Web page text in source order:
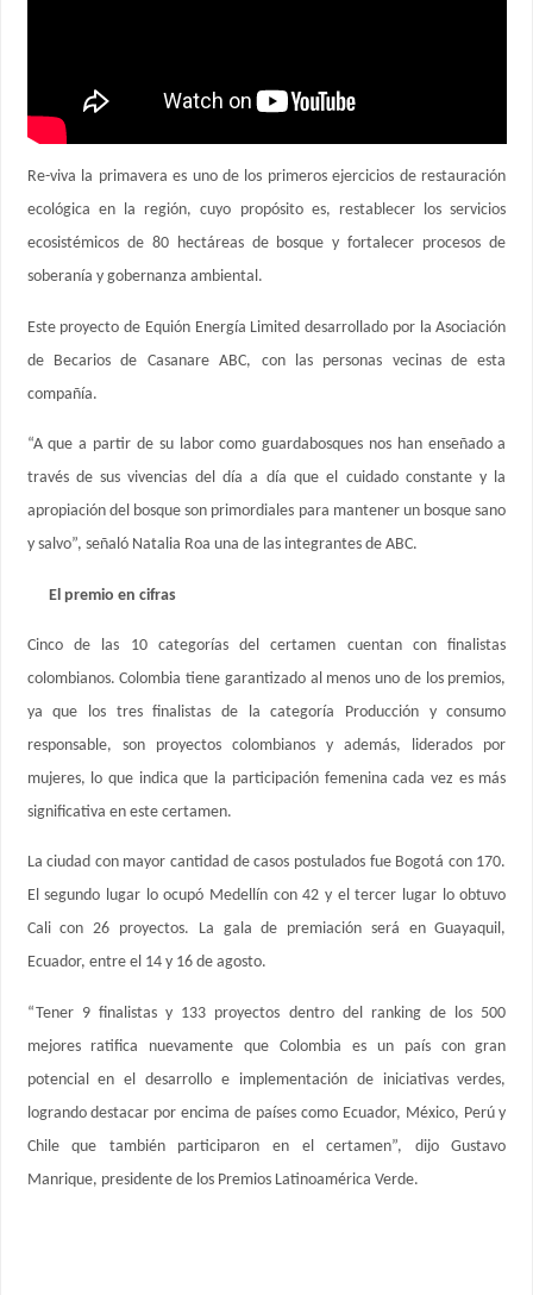
Re-viva la primavera es uno de los primeros ejercicios de restauración
ecológica en la región, cuyo propósito es, restablecer los servicios
ecosistémicos de 80 hectáreas de bosque y fortalecer procesos de
soberanía y gobernanza ambiental.
Este proyecto de Equión Energía Limited desarrollado por la Asociación
de Becarios de Casanare ABC, con las personas vecinas de esta
compañía.
“A que a partir de su labor como guardabosques nos han enseñado a
través de sus vivencias del día a día que el cuidado constante y la
apropiación del bosque son primordiales para mantener un bosque sano
y salvo”, señaló Natalia Roa una de las integrantes de ABC.
El premio en cifras
Cinco de las 10 categorías del certamen cuentan con finalistas
colombianos. Colombia tiene garantizado al menos uno de los premios,
ya que los tres finalistas de la categoría Producción y consumo
responsable, son proyectos colombianos y además, liderados por
mujeres, lo que indica que la participación femenina cada vez es más
significativa en este certamen.
La ciudad con mayor cantidad de casos postulados fue Bogotá con 170.
El segundo lugar lo ocupó Medellín con 42 y el tercer lugar lo obtuvo
Cali con 26 proyectos. La gala de premiación será en Guayaquil,
Ecuador, entre el 14 y 16 de agosto.
“Tener 9 finalistas y 133 proyectos dentro del ranking de los 500
mejores ratifica nuevamente que Colombia es un país con gran
potencial en el desarrollo e implementación de iniciativas verdes,
logrando destacar por encima de países como Ecuador, México, Perú y
Chile que también participaron en el certamen”, dijo Gustavo
Manrique, presidente de los Premios Latinoamérica Verde.